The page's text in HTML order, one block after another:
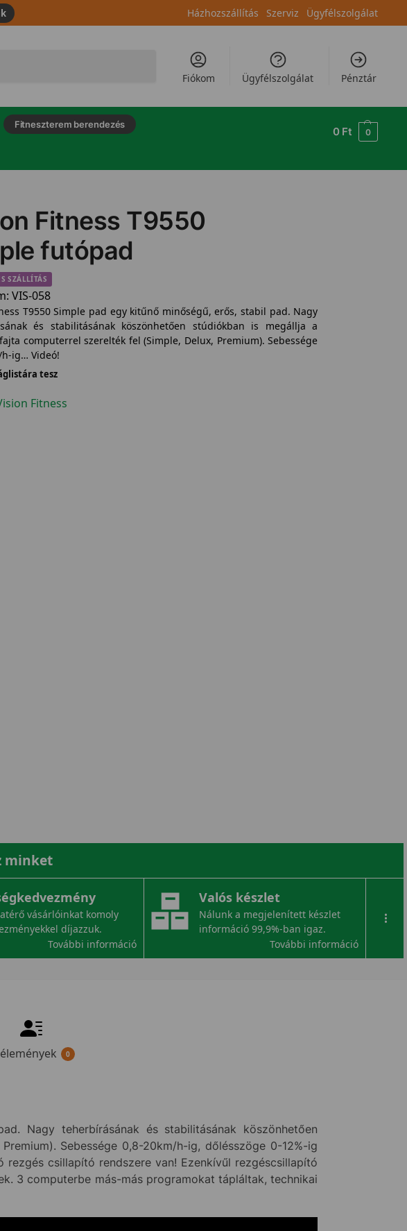
Házhozszállítás Szerviz Ügyfélszolgálat
Fiókom Ügyfélszolgálat Pénztár
Fitneszterem berendezés
0 Ft 0
Fitness T9550
futópad
SZÁLLÍTÁS
VIS-058
T9550 Simple pad egy kitűnő minőségű, erős, stabil pad. Nagy
és stabilitásának köszönhetően stúdiókban is megállja a
computerrel szerelték fel (Simple, Delux, Premium). Sebessége
ig… Videó!
tesz
Fitness
minket
vásárlóinkat komoly
díjazzuk.
További információ
Valós készlet
Nálunk a megjelenített készlet
információ 99,9%-ban igaz.
További információ
...
0
Nagy teherbírásának és stabilitásának köszönhetően
Sebessége 0,8-20km/h-ig, dőlésszöge 0-12%-ig
csillapító rendszere van! Ezenkívűl rezgéscsillapító
3 computerbe más-más programokat tápláltak, technikai